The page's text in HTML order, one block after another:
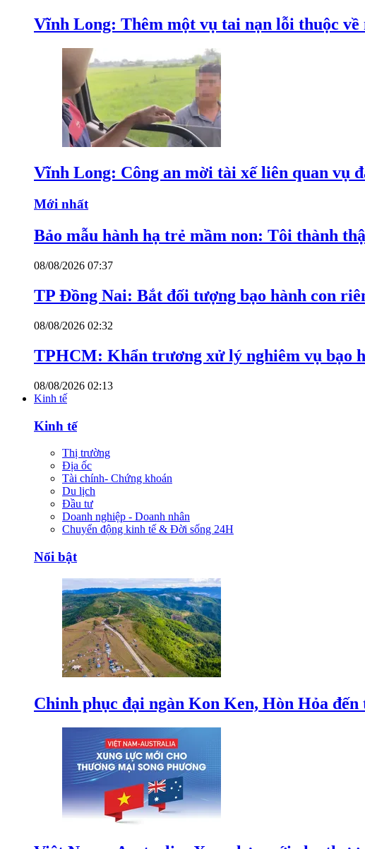
Vĩnh Long: Thêm một vụ tai nạn lỗi thuộc
Vĩnh Long: Công an mời tài xế liên quan vụ
Mới nhất
Bảo mẫu hành hạ trẻ mầm non: Tôi thành
08/08/2026 07:37
TP Đồng Nai: Bắt đối tượng bạo hành con
08/08/2026 02:32
TPHCM: Khẩn trương xử lý nghiêm vụ bạo
08/08/2026 02:13
Kinh tế
Kinh tế
Thị trường
Địa ốc
Tài chính- Chứng khoán
Du lịch
Đầu tư
Doanh nghiệp - Doanh nhân
Chuyển động kinh tế & Đời sống 24H
Nổi bật
Chinh phục đại ngàn Kon Ken, Hòn Hỏa